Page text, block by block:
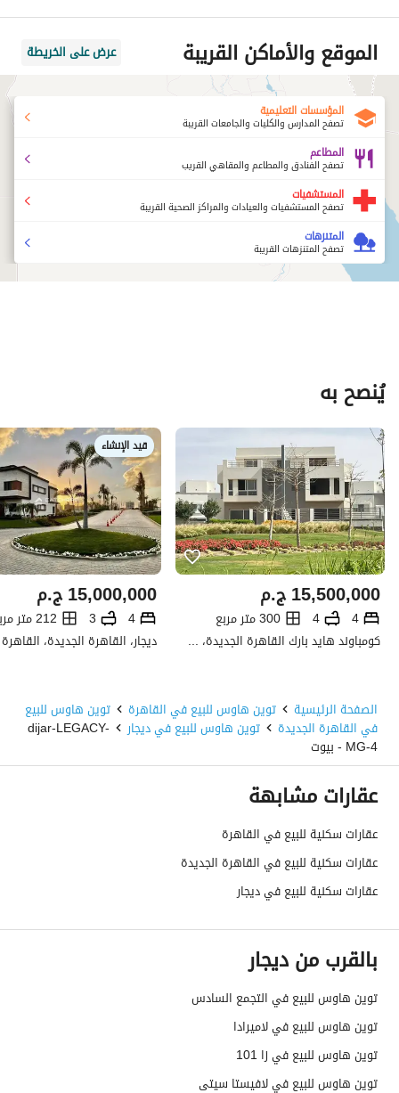
الموقع والأماكن القريبة عرض على الخريطة
المؤسسات التعليمية
تصفح المدارس والكليات والجامعات القريبة
المطاعم
تصفح الفنادق والمطاعم والمقاهي القريب
المستشفيات
تصفح المستشفيات والعيادات والمراكز الصحية القريبة
المتنزهات
تصفح المتنزهات القريبة
يُنصح به
ج.م15,500,000
4
4
300 متر مربع
كومباوند هايد بارك القاهرة الجديدة، التجمع الخامس، القاهرة الجديدة، القاهرة
قيد الإنشاء
ج.م15,000,000
4
3
212 متر مربع
ديجار، القاهرة الجديدة، القاهرة
الصفحة الرئيسية توين هاوس للبيع في القاهرة توين هاوس للبيع
في القاهرة الجديدة توين هاوس للبيع في ديجار dijar-LEGACY-
MG-4 - بيوت
عقارات مشابهة
عقارات سكنية للبيع في القاهرة
عقارات سكنية للبيع في القاهرة الجديدة
عقارات سكنية للبيع في ديجار
بالقرب من ديجار
توين هاوس للبيع في التجمع السادس
توين هاوس للبيع في لاميرادا
توين هاوس للبيع في زا 101
توين هاوس للبيع في لافيستا سيتى